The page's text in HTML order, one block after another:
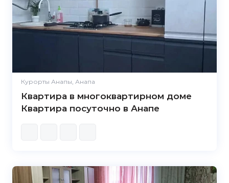
Курорты Анапы, Анапа
Квартира в многоквартирном доме
Квартира посуточно в Анапе